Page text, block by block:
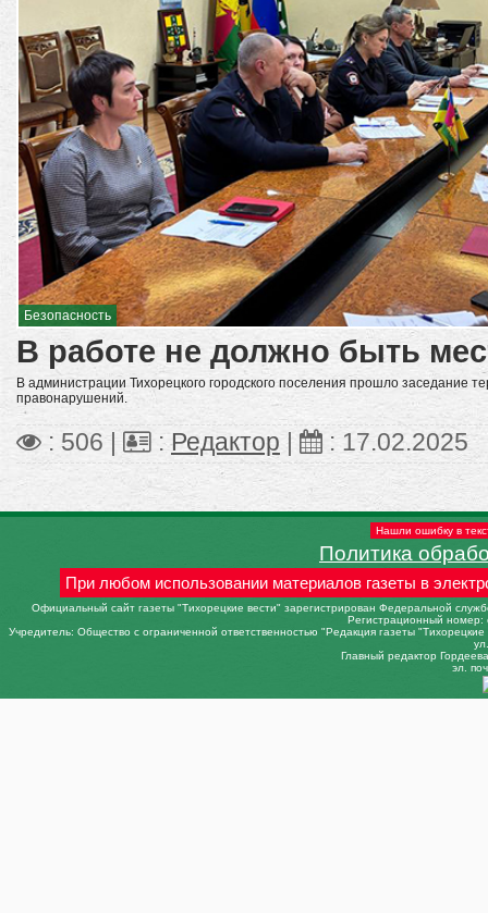
Безопасность
В работе не должно быть
В администрации Тихорецкого городского поселения прошло заседание
правонарушений.
: 506 | :Редактор | : 17.02.2025
Нашли ошибку в
Политика
При любом использовании материалов газеты в
Официальный сайт газеты "Тихорецкие вести" зарегистрирован Федеральной
Регистрационный
Учредитель: Общество с ограниченной ответственностью "Редакция газеты
Главный редактор
эл.